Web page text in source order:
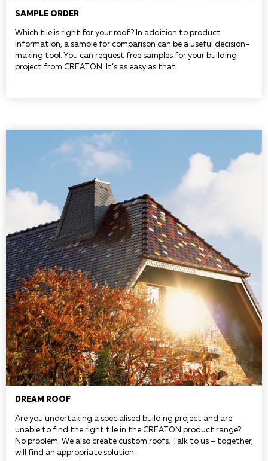
SAMPLE ORDER
Which tile is right for your roof? In addition to product
information, a sample for comparison can be a useful decision-
making tool. You can request free samples for your building
project from CREATON. It’s as easy as that.
DREAM ROOF
Are you undertaking a specialised building project and are
unable to find the right tile in the CREATON product range?
No problem. We also create custom roofs. Talk to us – together,
will find an appropriate solution.